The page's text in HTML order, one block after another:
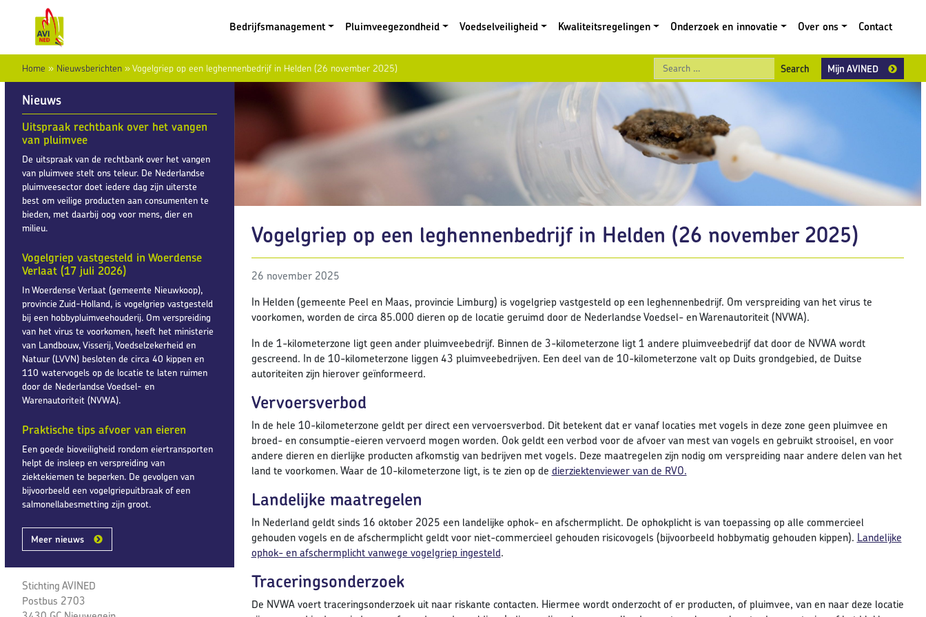
Bedrijfsmanagement
Pluimveegezondheid Voedselveiligheid Kwaliteitsregelingen Onderzoek en innovatie Over ons Contact
Home » Nieuwsberichten »Vogelgriep op een leghennenbedrijf in Helden (26 november 2025) Search
Mijn AVINED
Nieuws
Uitspraak rechtbank over het vangen
van pluimvee
De uitspraak van de rechtbank over het vangen
van pluimvee stelt ons teleur. De Nederlandse
pluimveesector doet iedere dag zijn uiterste
best om veilige producten aan consumenten te
bieden, met daarbij oog voor mens, dier en
milieu.
Vogelgriep vastgesteld in Woerdense
Verlaat (17 juli 2026)
In Woerdense Verlaat (gemeente Nieuwkoop),
provincie Zuid-Holland, is vogelgriep vastgesteld
bij een hobbypluimveehouderij. Om verspreiding
van het virus te voorkomen, heeft het ministerie
van Landbouw, Visserij, Voedselzekerheid en
Natuur (LVVN) besloten de circa 40 kippen en
110 watervogels op de locatie te laten ruimen
door de Nederlandse Voedsel- en
Warenautoriteit (NVWA).
Praktische tips afvoer van eieren
Een goede bioveiligheid rondom eiertransporten
helpt de insleep en verspreiding van
ziektekiemen te beperken. De gevolgen van
bijvoorbeeld een vogelgriepuitbraak of een
salmonellabesmetting zijn groot.
Meer nieuws
Stichting AVINED
Postbus 2703
Vogelgriep op een leghennenbedrijf in Helden (26 november 2025)
26 november 2025
In Helden (gemeente Peel en Maas, provincie Limburg) is vogelgriep vastgesteld op een leghennenbedrijf. Om verspreiding van het virus te
voorkomen, worden de circa 85.000 dieren op de locatie geruimd door de Nederlandse Voedsel- en Warenautoriteit (NVWA).
In de 1-kilometerzone ligt geen ander pluimveebedrijf. Binnen de 3-kilometerzone ligt 1 andere pluimveebedrijf dat door de NVWA wordt
gescreend. In de 10-kilometerzone liggen 43 pluimveebedrijven. Een deel van de 10-kilometerzone valt op Duits grondgebied, de Duitse
autoriteiten zijn hierover geïnformeerd.
Vervoersverbod
In de hele 10-kilometerzone geldt per direct een vervoersverbod. Dit betekent dat er vanaf locaties met vogels in deze zone geen pluimvee en
broed- en consumptie-eieren vervoerd mogen worden. Ook geldt een verbod voor de afvoer van mest van vogels en gebruikt strooisel, en voor
andere dieren en dierlijke producten afkomstig van bedrijven met vogels. Deze maatregelen zijn nodig om verspreiding naar andere delen van het
land te voorkomen. Waar de 10-kilometerzone ligt, is te zien op de dierziektenviewer van de RVO.
Landelijke maatregelen
In Nederland geldt sinds 16 oktober 2025 een landelijke ophok- en afschermplicht. De ophokplicht is van toepassing op alle commercieel
gehouden vogels en de afschermplicht geldt voor niet-commercieel gehouden risicovogels (bijvoorbeeld hobbymatig gehouden kippen). Landelijke
ophok- en afschermplicht vanwege vogelgriep ingesteld.
Traceringsonderzoek
De NVWA voert traceringsonderzoek uit naar riskante contacten. Hiermee wordt onderzocht of er producten, of pluimvee, van en naar deze locatie